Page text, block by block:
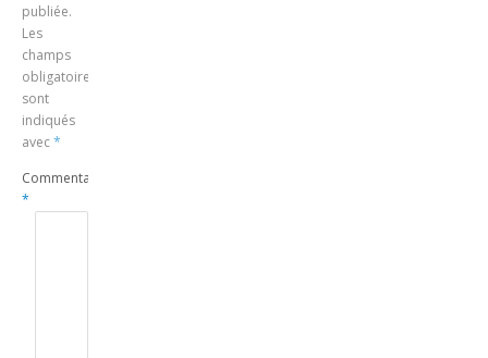
publiée.
Les
champs
obligatoires
sont
indiqués
avec*
Commentaire
*